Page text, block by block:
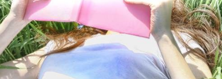
BOOKS LIKE
SOULMATE